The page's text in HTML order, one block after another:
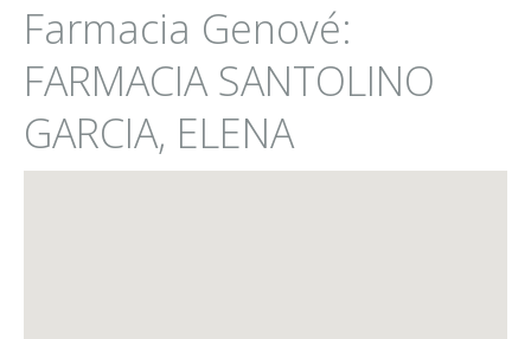
Farmacia Genové:
FARMACIA SANTOLINO
GARCIA, ELENA